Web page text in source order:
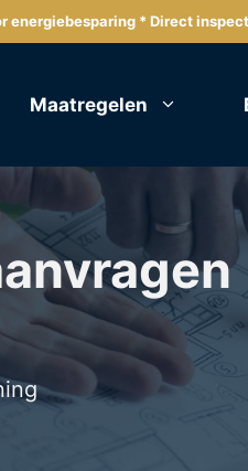
energiebesparing * Direct
Maatregelen